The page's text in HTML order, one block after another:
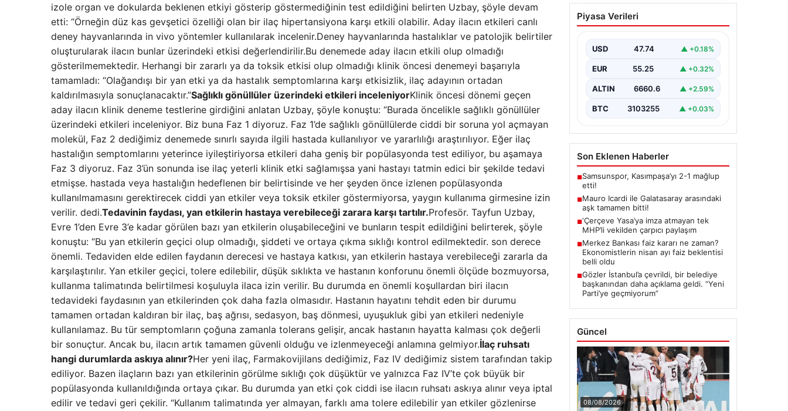
izole organ ve dokularda beklenen etkiyi gösterip göstermediğinin test edildiğini belirten Uzbay, şöyle devam
etti: “Örneğin düz kas gevşetici özelliği olan bir ilaç hipertansiyona karşı etkili olabilir. Aday ilacın etkileri canlı
deney hayvanlarında in vivo yöntemler kullanılarak incelenir.Deney hayvanlarında hastalıklar ve patolojik belirtiler
oluşturularak ilacın bunlar üzerindeki etkisi değerlendirilir.Bu denemede aday ilacın etkili olup olmadığı
gösterilmemektedir. Herhangi bir zararlı ya da toksik etkisi olup olmadığı klinik öncesi denemeyi başarıyla
tamamladı: “Olağandışı bir yan etki ya da hastalık semptomlarına karşı etkisizlik, ilaç adayının ortadan
kaldırılmasıyla sonuçlanacaktır.”Sağlıklı gönüllüler üzerindeki etkileri inceleniyorKlinik öncesi dönemi geçen
aday ilacın klinik deneme testlerine girdiğini anlatan Uzbay, şöyle konuştu: “Burada öncelikle sağlıklı gönüllüler
üzerindeki etkileri inceleniyor. Biz buna Faz 1 diyoruz. Faz 1’de sağlıklı gönüllülerde ciddi bir soruna yol açmayan
molekül, Faz 2 dediğimiz denemede sınırlı sayıda ilgili hastada kullanılıyor ve yararlılığı araştırılıyor. Eğer ilaç
hastalığın semptomlarını yeterince iyileştiriyorsa etkileri daha geniş bir popülasyonda test ediliyor, bu aşamaya
Faz 3 diyoruz. Faz 3’ün sonunda ise ilaç yeterli klinik etki sağlamışsa yani hastayı tatmin edici bir şekilde tedavi
etmişse. hastada veya hastalığın hedeflenen bir belirtisinde ve her şeyden önce izlenen popülasyonda
kullanılmamasını gerektirecek ciddi yan etkiler veya toksik etkiler göstermiyorsa, yaygın kullanıma girmesine izin
verilir. dedi.Tedavinin faydası, yan etkilerin hastaya verebileceği zarara karşı tartılır.Profesör. Tayfun Uzbay,
Evre 1’den Evre 3’e kadar görülen bazı yan etkilerin oluşabileceğini ve bunların tespit edildiğini belirterek, şöyle
konuştu: “Bu yan etkilerin geçici olup olmadığı, şiddeti ve ortaya çıkma sıklığı kontrol edilmektedir. son derece
önemli. Tedaviden elde edilen faydanın derecesi ve hastaya katkısı, yan etkilerin hastaya verebileceği zararla da
karşılaştırılır. Yan etkiler geçici, tolere edilebilir, düşük sıklıkta ve hastanın konforunu önemli ölçüde bozmuyorsa,
kullanma talimatında belirtilmesi koşuluyla ilaca izin verilir. Bu durumda en önemli koşullardan biri ilacın
tedavideki faydasının yan etkilerinden çok daha fazla olmasıdır. Hastanın hayatını tehdit eden bir durumu
tamamen ortadan kaldıran bir ilaç, baş ağrısı, sedasyon, baş dönmesi, uyuşukluk gibi yan etkileri nedeniyle
kullanılamaz. Bu tür semptomların çoğuna zamanla tolerans gelişir, ancak hastanın hayatta kalması çok değerli
bir sonuçtur. Ancak bu, ilacın artık tamamen güvenli olduğu ve izlenmeyeceği anlamına gelmiyor.İlaç ruhsatı
hangi durumlarda askıya alınır?Her yeni ilaç, Farmakovijilans dediğimiz, Faz IV dediğimiz sistem tarafından takip
ediliyor. Bazen ilaçların bazı yan etkilerinin görülme sıklığı çok düşüktür ve yalnızca Faz IV’te çok büyük bir
popülasyonda kullanıldığında ortaya çıkar. Bu durumda yan etki çok ciddi ise ilacın ruhsatı askıya alınır veya iptal
edilir ve tedavi geri çekilir. “Kullanım talimatında yer almayan, farklı ama tolere edilebilir yan etkiler gözlenirse
Mauro Icardi ile
Galatasaray arasındaki
Piyasa Verileri
USD 47.74 ▲ +0.18%
EUR 55.25 ▲ +0.32%
ALTIN 6660.6 ▲ +2.59%
BTC 3103255 ▲ +0.03%
Son Eklenen Haberler
■Samsunspor, Kasımpaşa’yı 2-1 mağlup
etti!
■Mauro Icardi ile Galatasaray arasındaki
aşk tamamen bitti!
■‘Çerçeve Yasa’ya imza atmayan tek
MHP’li vekilden çarpıcı paylaşım
■Merkez Bankası faiz kararı ne zaman?
Ekonomistlerin nisan ayı faiz beklentisi
belli oldu
■Gözler İstanbul’a çevrildi, bir belediye
başkanından daha açıklama geldi. “Yeni
Parti’ye geçmiyorum”
Güncel
08/08/2026